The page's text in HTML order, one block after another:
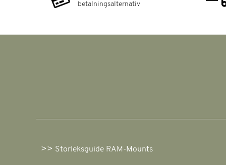
betalningsalternativ
Storleksguide RAM-Mounts